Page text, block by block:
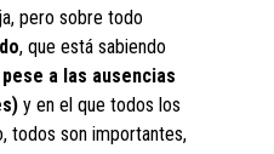
pero sobre todo
, que está sabiendo
pese a las ausencias
y en el que todos los
todos son importantes,